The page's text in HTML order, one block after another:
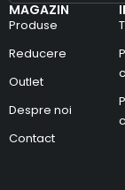
MAGAZIN
Produse
Reducere
Outlet
Despre noi
Contact